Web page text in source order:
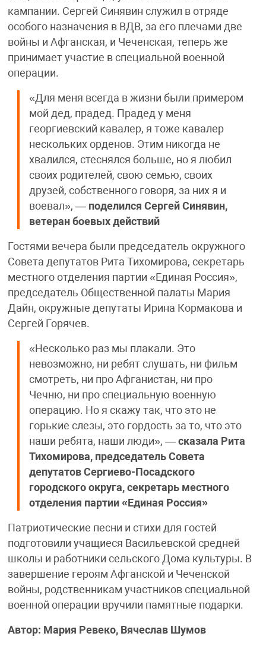
кампании. Сергей Синявин служил в отряде
особого назначения в ВДВ, за его плечами две
войны и Афганская, и Чеченская, теперь же
принимает участие в специальной военной
операции.
«Для меня всегда в жизни были примером
мой дед, прадед. Прадед у меня
георгиевский кавалер, я тоже кавалер
нескольких орденов. Этим никогда не
хвалился, стеснялся больше, но я любил
своих родителей, свою семью, своих
друзей, собственного говоря, за них я и
воевал», — поделился Сергей Синявин,
ветеран боевых действий
Гостями вечера были председатель окружного
Совета депутатов Рита Тихомирова, секретарь
местного отделения партии «Единая Россия»,
председатель Общественной палаты Мария
Дайн, окружные депутаты Ирина Кормакова и
Сергей Горячев.
«Несколько раз мы плакали. Это
невозможно, ни ребят слушать, ни фильм
смотреть, ни про Афганистан, ни про
Чечню, ни про специальную военную
операцию. Но я скажу так, что это не
горькие слезы, это гордость за то, что это
наши ребята, наши люди», — сказала Рита
Тихомирова, председатель Совета
депутатов Сергиево-Посадского
городского округа, секретарь местного
отделения партии «Единая Россия»
Патриотические песни и стихи для гостей
подготовили учащиеся Васильевской средней
школы и работники сельского Дома культуры. В
завершение героям Афганской и Чеченской
войны, родственникам участников специальной
военной операции вручили памятные подарки.
Автор: Мария Ревеко, Вячеслав Шумов